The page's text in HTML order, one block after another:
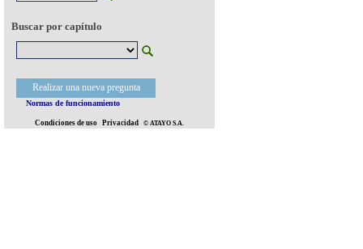
Buscar por capítulo
Realizar una nueva pregunta
Normas de funcionamiento
Condiciones de uso Privacidad © ATAYO S.A.